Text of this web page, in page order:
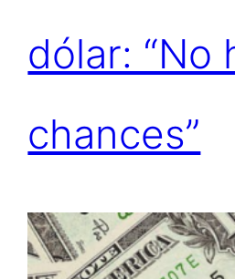
dólar: “No
chances”